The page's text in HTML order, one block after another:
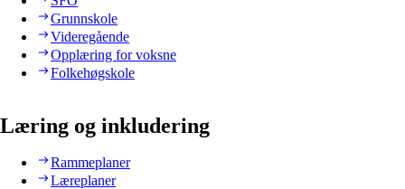
Grunnskole
Videregående
Opplæring for voksne
Folkehøgskole
Læring og inkludering
Rammeplaner
Læreplaner